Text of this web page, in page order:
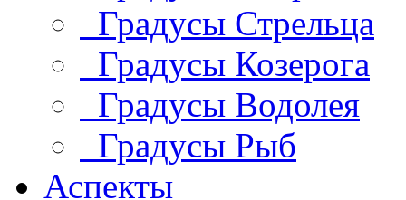
Градусы Стрельца
Градусы Козерога
Градусы Водолея
Градусы Рыб
Аспекты